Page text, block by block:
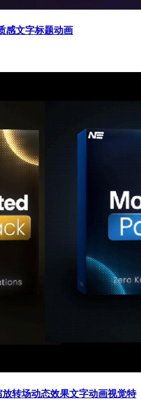
感文字标题动画
放转场动态效果文字动画视觉特